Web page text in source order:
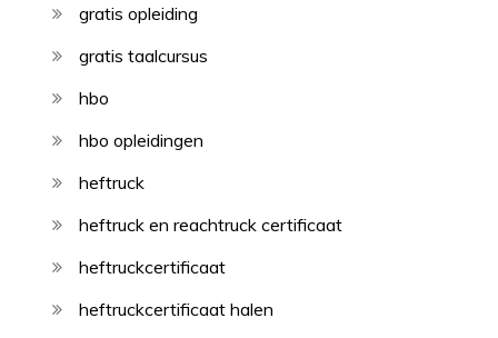
gratis opleiding
gratis taalcursus
hbo
hbo opleidingen
heftruck
heftruck en reachtruck certificaat
heftruckcertificaat
heftruckcertificaat halen